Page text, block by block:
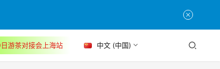
游茶对接会上海站 中文 (中国)